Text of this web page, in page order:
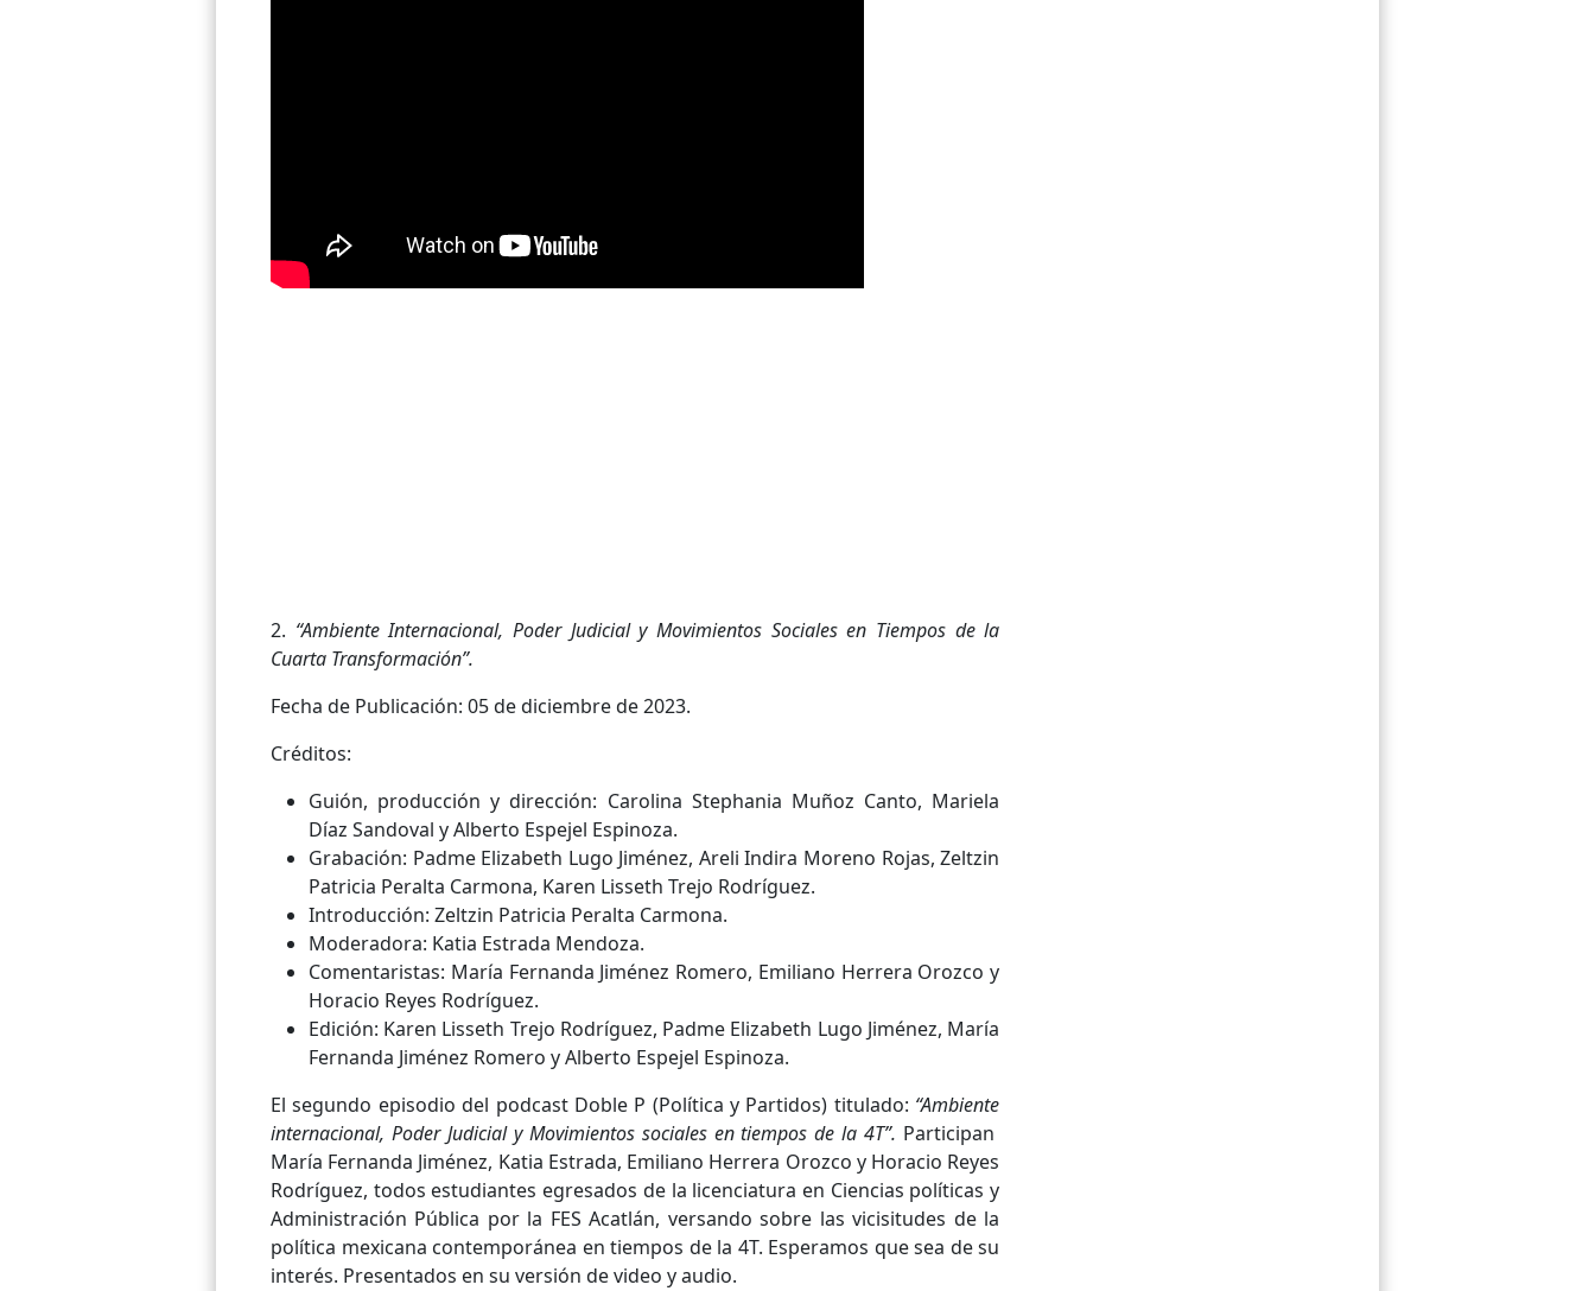
2. “Ambiente Internacional, Poder Judicial y Movimientos Sociales en Tiempos de la
Cuarta Transformación”.
Fecha de Publicación: 05 de diciembre de 2023.
Créditos:
Guión, producción y dirección: Carolina Stephania Muñoz Canto, Mariela
Díaz Sandoval y Alberto Espejel Espinoza.
Grabación: Padme Elizabeth Lugo Jiménez, Areli Indira Moreno Rojas, Zeltzin
Patricia Peralta Carmona, Karen Lisseth Trejo Rodríguez.
Introducción: Zeltzin Patricia Peralta Carmona.
Moderadora: Katia Estrada Mendoza.
Comentaristas: María Fernanda Jiménez Romero, Emiliano Herrera Orozco y
Horacio Reyes Rodríguez.
Edición: Karen Lisseth Trejo Rodríguez, Padme Elizabeth Lugo Jiménez, María
Fernanda Jiménez Romero y Alberto Espejel Espinoza.
El segundo episodio del podcast Doble P (Política y Partidos) titulado: “Ambiente
internacional, Poder Judicial y Movimientos sociales en tiempos de la 4T”. Participan
María Fernanda Jiménez, Katia Estrada, Emiliano Herrera Orozco y Horacio Reyes
Rodríguez, todos estudiantes egresados de la licenciatura en Ciencias políticas y
Administración Pública por la FES Acatlán, versando sobre las vicisitudes de la
política mexicana contemporánea en tiempos de la 4T. Esperamos que sea de su
interés. Presentados en su versión de video y audio.